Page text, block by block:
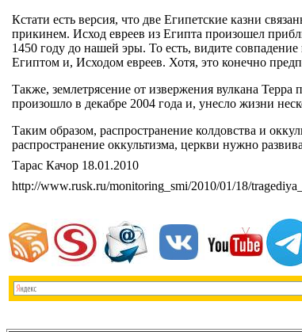
Кстати есть версия, что две Египетские казни
прикинем. Исход евреев из Египта произошел
1450 году до нашей эры. То есть, видите
Египтом и, Исходом евреев. Хотя, это конечно
Также, землетрясение от извержения вулкана
произошло в декабре 2004 года и, унесло жизни
Таким образом, распространение колдовства и
распространение оккультизма, церкви нужно
Тарас Качор 18.01.2010
http://www.rusk.ru/monitoring_smi/2010/01/18/